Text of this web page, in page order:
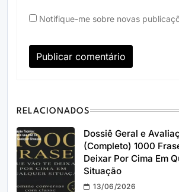
Notifique-me sobre novas
RELACIONADOS
Dossiê Geral e
(Completo) 1000
Deixar Por Cima Em
Situação
13/06/2026